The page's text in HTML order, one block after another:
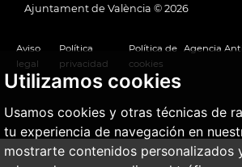
Utilizamos cookies
Usamos cookies y otras técnicas de
tu experiencia de navegación en
mostrarte contenidos personalizados
Ajuntament de València © 2026
Aviso
legal
Política
privacidad
Política de
cookies
Agencia